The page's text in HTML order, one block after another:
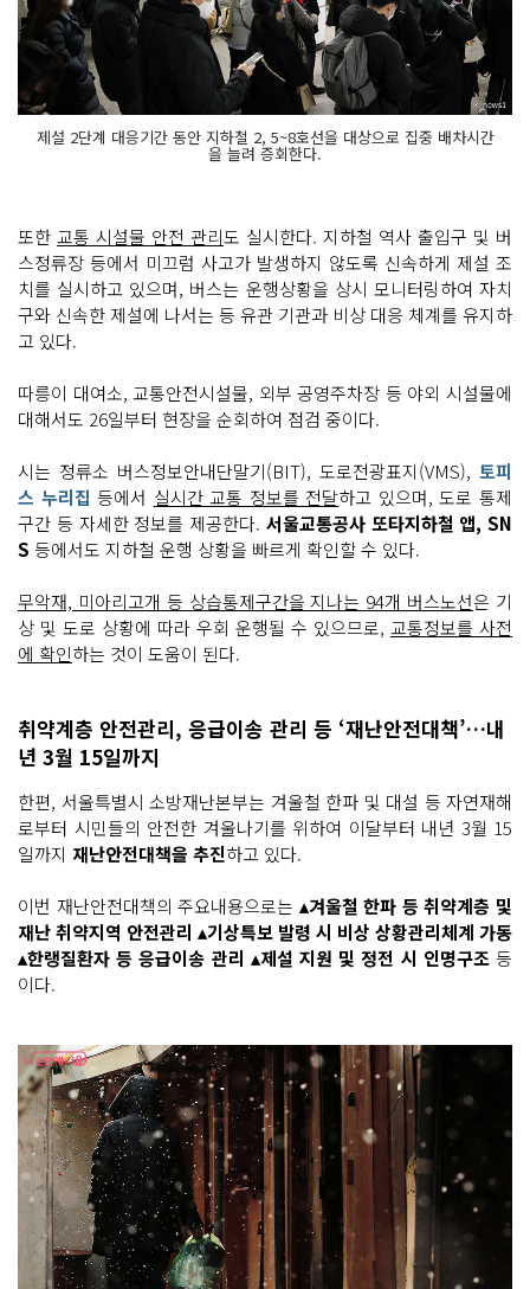
제설 2단계 대응기간 동안 지하철 2, 5~8호선을 대상으로 집중 배차시간
을 늘려 증회한다.
또한 교통 시설물 안전 관리도 실시한다. 지하철 역사 출입구 및 버
스정류장 등에서 미끄럼 사고가 발생하지 않도록 신속하게 제설 조
치를 실시하고 있으며, 버스는 운행상황을 상시 모니터링하여 자치
구와 신속한 제설에 나서는 등 유관 기관과 비상 대응 체계를 유지하
고 있다.
따릉이 대여소, 교통안전시설물, 외부 공영주차장 등 야외 시설물에
대해서도 26일부터 현장을 순회하여 점검 중이다.
시는 정류소 버스정보안내단말기(BIT), 도로전광표지(VMS), 토피
스 누리집 등에서 실시간 교통 정보를 전달하고 있으며, 도로 통제
구간 등 자세한 정보를 제공한다. 서울교통공사 또타지하철 앱, SN
S 등에서도 지하철 운행 상황을 빠르게 확인할 수 있다.
무악재, 미아리고개 등 상습통제구간을 지나는 94개 버스노선은 기
상 및 도로 상황에 따라 우회 운행될 수 있으므로, 교통정보를 사전
에 확인하는 것이 도움이 된다.
취약계층 안전관리, 응급이송 관리 등 ‘재난안전대책’…내
년 3월 15일까지
한편, 서울특별시 소방재난본부는 겨울철 한파 및 대설 등 자연재해
로부터 시민들의 안전한 겨울나기를 위하여 이달부터 내년 3월 15
일까지 재난안전대책을 추진하고 있다.
이번 재난안전대책의 주요내용으로는 ▴겨울철 한파 등 취약계층 및
재난 취약지역 안전관리 ▴기상특보 발령 시 비상 상황관리체계 가동
▴한랭질환자 등 응급이송 관리 ▴제설 지원 및 정전 시 인명구조등
이다.